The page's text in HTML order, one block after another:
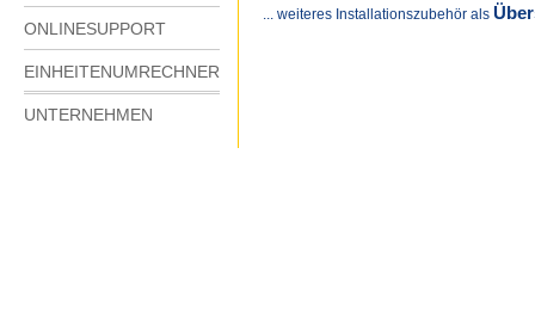
ONLINESUPPORT
EINHEITENUMRECHNER
UNTERNEHMEN
... weiteres Installationszubehör als